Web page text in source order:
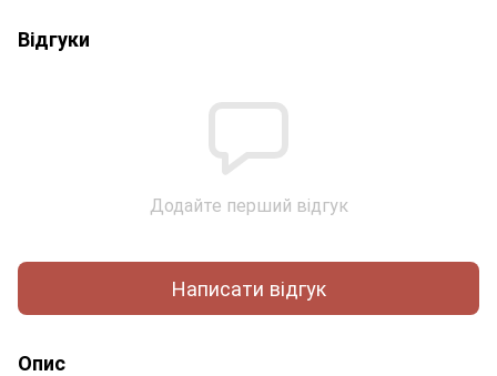
Відгуки
Додайте перший відгук
Написати відгук
Опис